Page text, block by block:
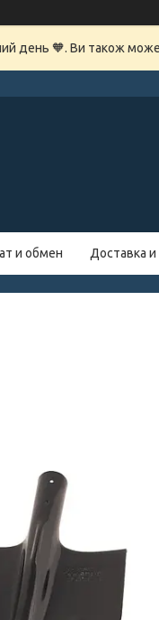
день 🧡. Ви також
и обмен Доставка и